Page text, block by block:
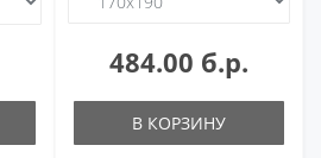
484.00 б.р.
В КОРЗИНУ